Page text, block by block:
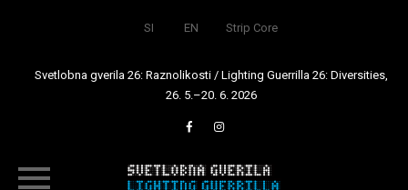
SI EN Strip Core
Svetlobna gverila 26: Raznolikosti / Lighting Guerrilla 26: Diversities,
26. 5.–20. 6. 2026